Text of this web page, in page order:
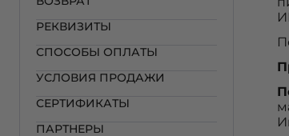
РЕКВИЗИТЫ
СПОСОБЫ ОПЛАТЫ
УСЛОВИЯ ПРОДАЖИ
СЕРТИФИКАТЫ
ПАРТНЕРЫ